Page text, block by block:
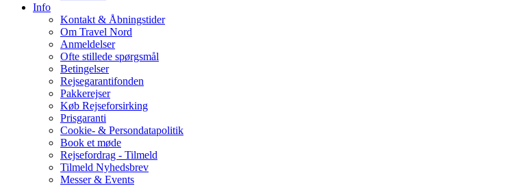
Info
Kontakt & Åbningstider
Om Travel Nord
Anmeldelser
Ofte stillede spørgsmål
Betingelser
Rejsegarantifonden
Pakkerejser
Køb Rejseforsirking
Prisgaranti
Cookie- & Persondatapolitik
Book et møde
Rejsefordrag - Tilmeld
Tilmeld Nyhedsbrev
Messer & Events